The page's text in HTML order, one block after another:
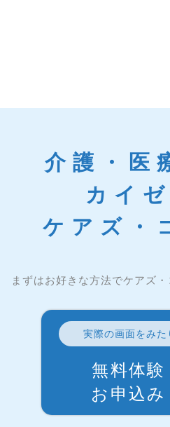
介護・医
カイ
ケアズ・
まずはお好きな方法でケアズ
実際の画面をみた
無料体験
お申込み